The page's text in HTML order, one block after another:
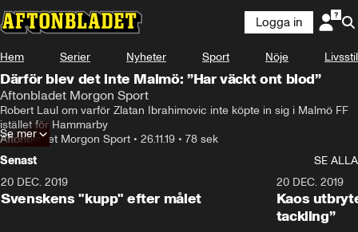
Logga in
Hem Serier Nyheter Sport Nöje Livsstil
Därför blev det inte Malmö: ”Har väckt ont blod”
Aftonbladet Morgon Sport
Robert Laul om varför Zlatan Ibrahimovic inte köpte in sig i Malmö FF
istället för Hammarby
Aftonbladet Morgon Sport • 26.11.19 • 78 sek
Se mer
Senast
SE ALLA
20 DEC. 2019
Svenskens "kupp" efter målet
20 DEC. 2019
Kaos
tackling”